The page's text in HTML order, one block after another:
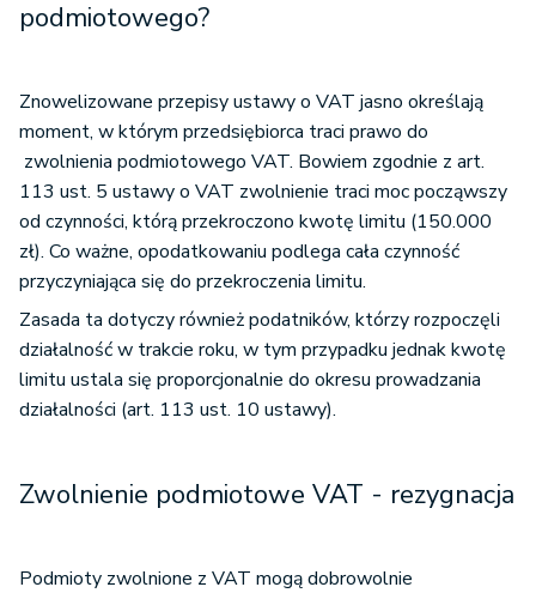
podmiotowego?
Znowelizowane przepisy ustawy o VAT jasno określają
moment, w którym przedsiębiorca traci prawo do
zwolnienia podmiotowego VAT. Bowiem zgodnie z art.
113 ust. 5 ustawy o VAT zwolnienie traci moc począwszy
od czynności, którą przekroczono kwotę limitu (150.000
zł). Co ważne, opodatkowaniu podlega cała czynność
przyczyniająca się do przekroczenia limitu.
Zasada ta dotyczy również podatników, którzy rozpoczęli
działalność w trakcie roku, w tym przypadku jednak kwotę
limitu ustala się proporcjonalnie do okresu prowadzania
działalności (art. 113 ust. 10 ustawy).
Zwolnienie podmiotowe VAT - rezygnacja
Podmioty zwolnione z VAT mogą dobrowolnie